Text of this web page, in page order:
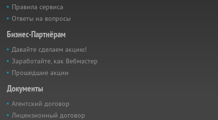
Правила сервиса
Ответы на вопросы
Бизнес-Партнёрам
Давайте сделаем акцию!
Заработайте, как Вебмастер
Прошедшие акции
Документы
Агентский договор
Лицензионный договор